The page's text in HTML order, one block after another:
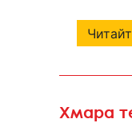
Хмара